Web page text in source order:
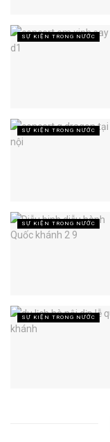
SỰ KIỆN TRONG NƯỚC
SỰ KIỆN TRONG NƯỚC
SỰ KIỆN TRONG NƯỚC
SỰ KIỆN TRONG NƯỚC